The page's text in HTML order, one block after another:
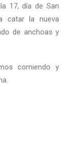
17, día de San
catar la nueva
de anchoas y
comiendo y